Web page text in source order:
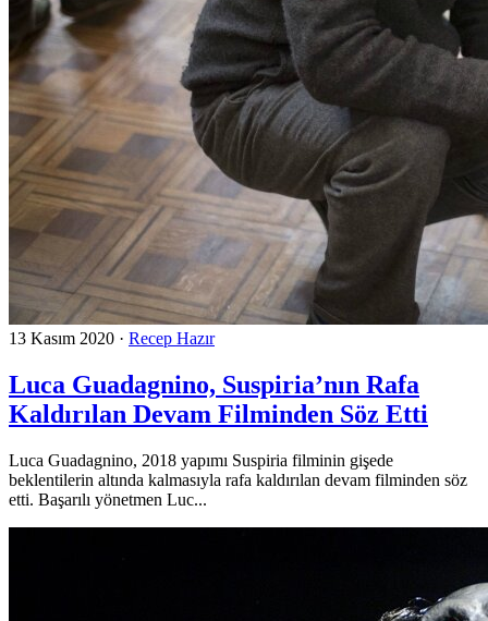
13 Kasım 2020 · Recep Hazır
Luca Guadagnino, Suspiria’nın Rafa
Kaldırılan Devam Filminden Söz Etti
Luca Guadagnino, 2018 yapımı Suspiria filminin gişede
beklentilerin altında kalmasıyla rafa kaldırılan devam filminden söz
etti. Başarılı yönetmen Luc...